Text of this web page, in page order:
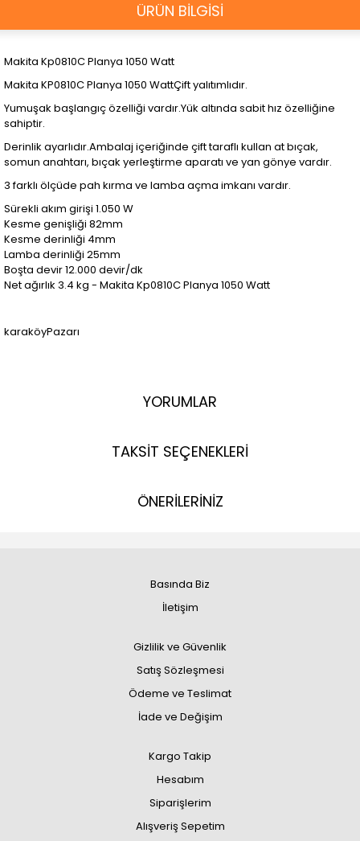
ÜRÜN BİLGİSİ
Makita Kp0810C Planya 1050 Watt
Makita KP0810C Planya 1050 WattÇift yalıtımlıdır.
Yumuşak başlangıç özelliği vardır.Yük altında sabit hız özelliğine
sahiptir.
Derinlik ayarlıdır.Ambalaj içeriğinde çift taraflı kullan at bıçak,
somun anahtarı, bıçak yerleştirme aparatı ve yan gönye vardır.
3 farklı ölçüde pah kırma ve lamba açma imkanı vardır.
Sürekli akım girişi 1.050 W
Kesme genişliği 82mm
Kesme derinliği 4mm
Lamba derinliği 25mm
Boşta devir 12.000 devir/dk
Net ağırlık 3.4 kg - Makita Kp0810C Planya 1050 Watt
karaköyPazarı
YORUMLAR
TAKSİT SEÇENEKLERİ
ÖNERİLERİNİZ
Basında Biz
İletişim
Gizlilik ve Güvenlik
Satış Sözleşmesi
Ödeme ve Teslimat
İade ve Değişim
Kargo Takip
Hesabım
Siparişlerim
Alışveriş Sepetim